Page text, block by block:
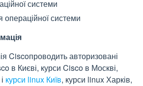
системи
системи
Ciscoпроводить авторизовані
в Києві, курси Cisco в Москві,
курси linux Київ, курси linux Харків,